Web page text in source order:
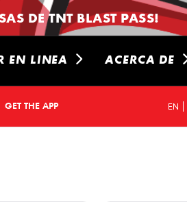
DE TNT BLAST PASS!
EN LINEA ACERCA DE
GET THE APP EN